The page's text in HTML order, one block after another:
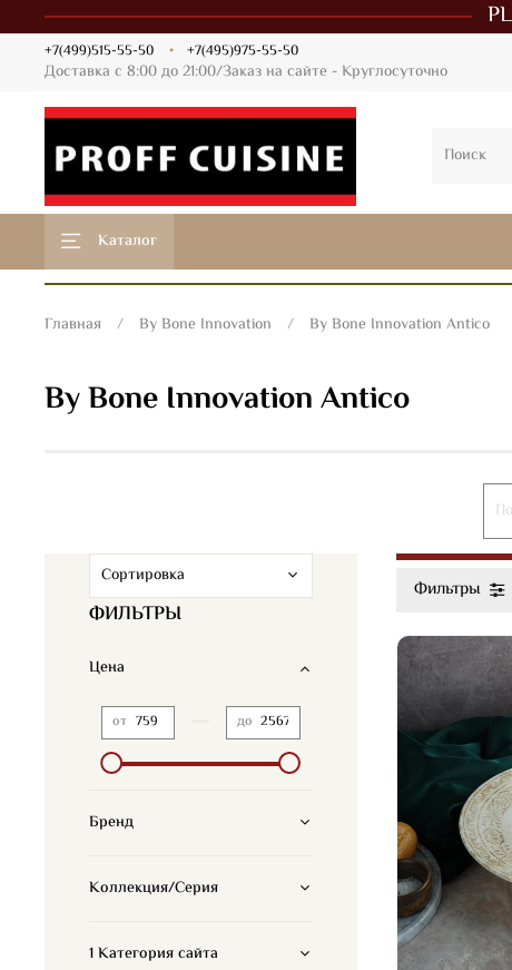
Доставка с 8:00 до 21:00/Заказ на сайте - Круглосуточно
+7(499)515-55-50 +7(495)975-55-50
Каталог
Главная By Bone Innovation By Bone Innovation Antico
By Bone Innovation Antico
Фильтры
ФИЛЬТРЫ
Цена
от до
Бренд
Коллекция/Серия
1 Категория сайта